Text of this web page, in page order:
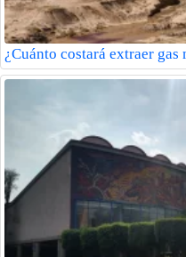
¿Cuánto costará extraer